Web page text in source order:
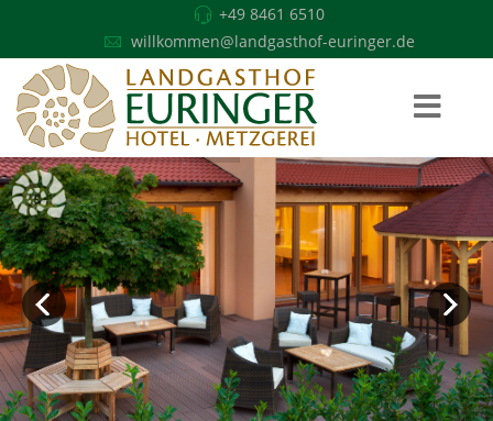
+49 8461 6510
willkommen@landgasthof-euringer.de